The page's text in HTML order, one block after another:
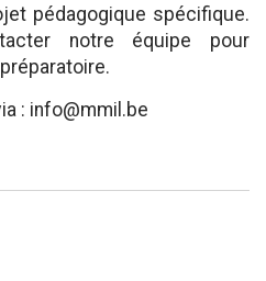
pédagogique spécifique.
notre équipe pour
: info@mmil.be